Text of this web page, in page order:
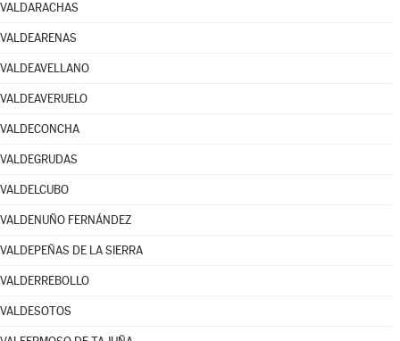
VALDARACHAS
VALDEARENAS
VALDEAVELLANO
VALDEAVERUELO
VALDECONCHA
VALDEGRUDAS
VALDELCUBO
VALDENUÑO FERNÁNDEZ
VALDEPEÑAS DE LA SIERRA
VALDERREBOLLO
VALDESOTOS